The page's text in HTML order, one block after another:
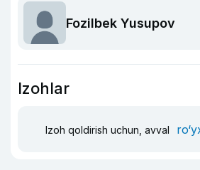
Fozilbek Yusupov
Izohlar
Izoh qoldirish uchun, avval